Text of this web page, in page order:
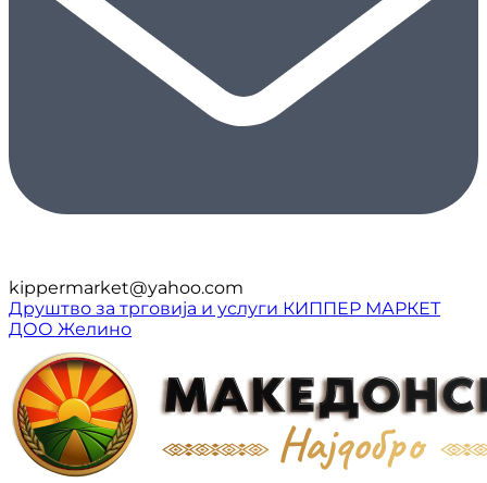
kippermarket@yahoo.com
Друштво за трговија и услуги КИППЕР МАРКЕТ
ДОО Желино